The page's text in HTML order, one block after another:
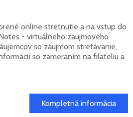
online stretnutie a na vstup do
- virtuálneho záujmového
so záujmom stretávanie,
so zameraním na filateliu a
Kompletná informácia